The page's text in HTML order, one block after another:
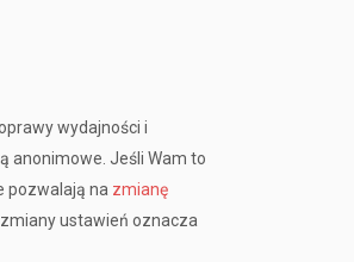
wydajności i
anonimowe. Jeśli Wam to
pozwalają na zmianę
ustawień oznacza